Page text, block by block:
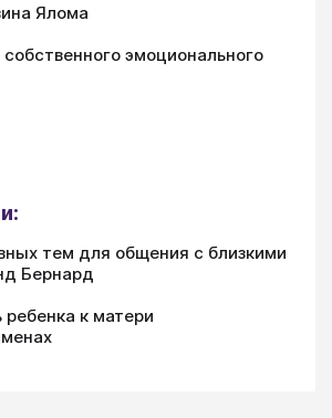
Ялома
эмоционального
тем для общения с близкими
Бернард
ребенка к матери